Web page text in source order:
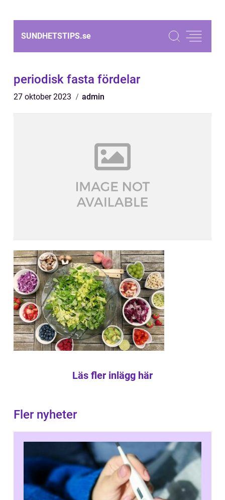
SUNDHETSTIPS.se
periodisk fasta fördelar
27 oktober 2023 admin
Läs fler inlägg här
Fler nyheter